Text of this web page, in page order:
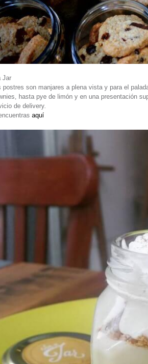
Jar
postres son manjares a plena vista y para el
hasta pye de limón y en una presentación
de delivery.
aquí